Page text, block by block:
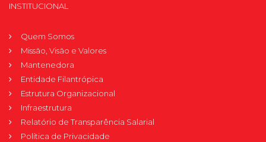
INSTITUCIONAL
Quem Somos
Missão, Visão e Valores
Mantenedora
Entidade Filantrópica
Estrutura Organizacional
Infraestrutura
Relatório de Transparência Salarial
Política de Privacidade